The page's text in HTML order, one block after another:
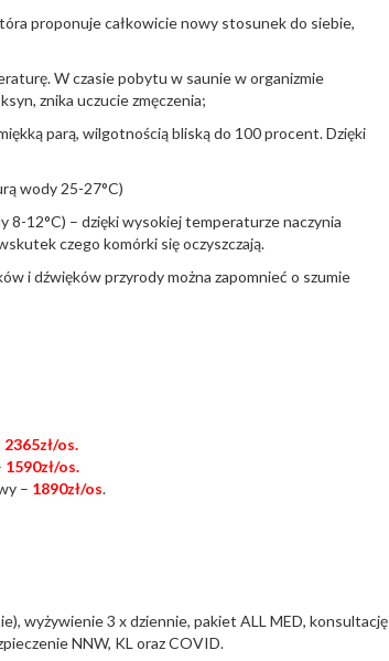
proponuje całkowicie nowy stosunek do siebie,
W czasie pobytu w saunie w organizmie
znika uczucie zmęczenia;
parą, wilgotnością bliską do 100 procent. Dzięki
wody 25-27°C)
8-12°C) – dzięki wysokiej temperaturze naczynia
czego komórki się oczyszczają.
i dźwięków przyrody można zapomnieć o szumie
2365zł/os.
1590zł/os.
– 1890zł/os.
wyżywienie 3 x dziennie, pakiet ALL MED, konsultację
NNW, KL oraz COVID.